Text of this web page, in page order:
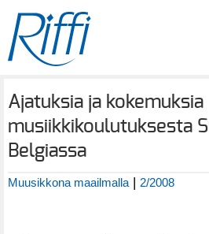
Ajatuksia ja kokemuksia
musiikkikoulutuksesta
Belgiassa
Muusikkona maailmalla| 2/2008